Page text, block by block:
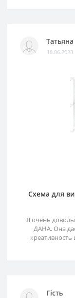
Татьяна
18.06.2023
Схема для
Я очень
ДАНА. Она
креативность
Гість